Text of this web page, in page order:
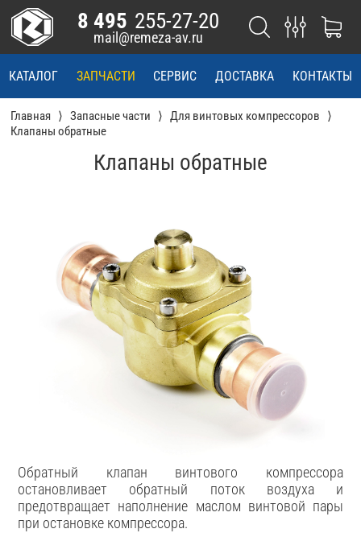
КАТАЛОГ ЗАПЧАСТИ СЕРВИС ДОСТАВКА КОНТАКТЫ
8 495 255-27-20
mail@remeza-av.ru
Главная Запасные части
Для винтовых компрессоров
Клапаны обратные
Клапаны обратные
Обратный клапан винтового компрессора
остановливает обратный поток воздуха и
предотвращает наполнение маслом винтовой пары
при остановке компрессора.